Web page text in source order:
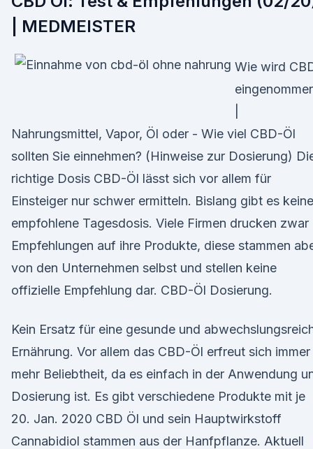
| MEDMEISTER
Wie wird
Nahrungsmittel, Vapor, Öl oder - Wie viel CBD-Öl
sollten Sie einnehmen? (Hinweise zur Dosierung)
richtige Dosis CBD-Öl lässt sich vor allem für
Einsteiger nur schwer ermitteln. Bislang gibt es keine
empfohlene Tagesdosis. Viele Firmen drucken zwar
Empfehlungen auf ihre Produkte, diese stammen
von den Unternehmen selbst und stellen keine
offizielle Empfehlung dar. CBD-Öl Dosierung.
Kein Ersatz für eine gesunde und
Ernährung. Vor allem das CBD-Öl erfreut sich immer
mehr Beliebtheit, da es einfach in der Anwendung
Dosierung ist. Es gibt verschiedene Produkte mit je
20. Jan. 2020 CBD Öl und sein Hauptwirkstoff
Cannabidiol stammen aus der Hanfpflanze. Aktuell